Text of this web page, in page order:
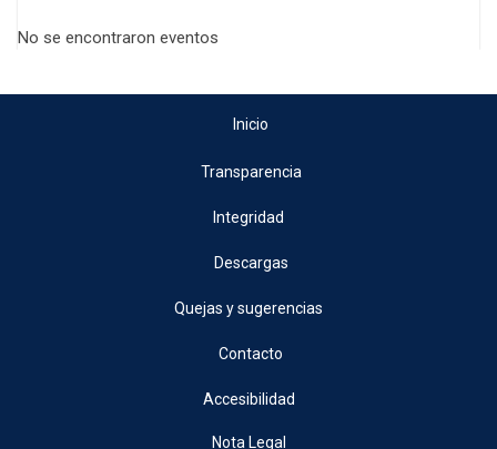
No se encontraron eventos
Inicio
Transparencia
Integridad
Descargas
Quejas y sugerencias
Contacto
Accesibilidad
Nota Legal